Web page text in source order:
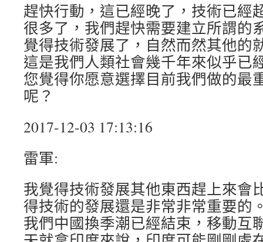
趕快行動，這已經晚了，技術已經
很多了，我們趕快需要建立所謂的
覺得技術發展了，自然而然其他的
這是我們人類社會幾千年來似乎已
您覺得你愿意選擇目前我們做的最
呢？
2017-12-03 17:13:16
雷軍:
我覺得技術發展其他東西趕上來會
得技術的發展還是非常非常重要的
我們中國換季潮已經結束，移動互